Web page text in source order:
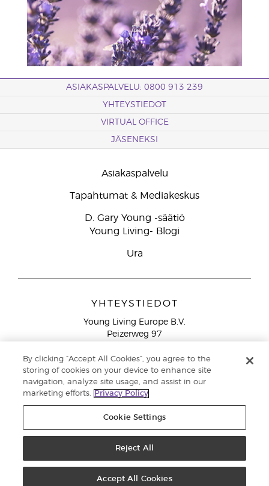
ASIAKASPALVELU: 0800 913 239
YHTEYSTIEDOT
VIRTUAL OFFICE
JÄSENEKSI
Asiakaspalvelu
Tapahtumat & Mediakeskus
D. Gary Young -säätiö
Young Living- Blogi
Ura
YHTEYSTIEDOT
Young Living Europe B.V.
Peizerweg 97
Netherlands
Ilmainen yhteydenotto lankanumeroista Suomesta
913 239
Email: asiakaspalvelu@youngliving.com
pidätetään. |Yksityisyydensuoja
By clicking “Accept All Cookies”, you agree to the
storing of cookies on your device to enhance site
navigation, analyze site usage, and assist in our
marketing efforts.
Privacy Policy
Cookie Settings
Reject All
Accept All Cookies